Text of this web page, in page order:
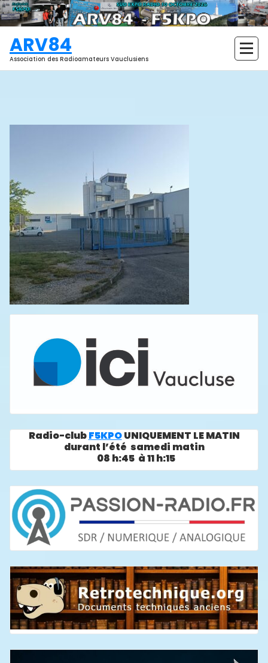
Aller
au
contenu
ARV84
Association des Radioamateurs Vauclusiens
Radio-clubF5KPOUNIQUEMENT LE MATIN
durant l’été samedi matin
08 h:45 à 11 h:15